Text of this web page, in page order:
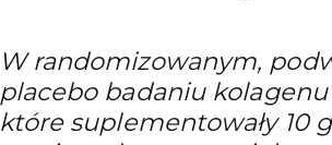
W randomizowanym,
placebo badaniu kolagenu
które suplementowały 10